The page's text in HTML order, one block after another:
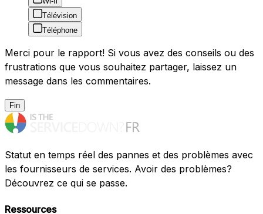
Télévision
Téléphone
Merci pour le rapport! Si vous avez des conseils ou des
frustrations que vous souhaitez partager, laissez un
message dans les commentaires.
Fin
Statut en temps réel des pannes et des problèmes avec
les fournisseurs de services. Avoir des problèmes?
Découvrez ce qui se passe.
Ressources